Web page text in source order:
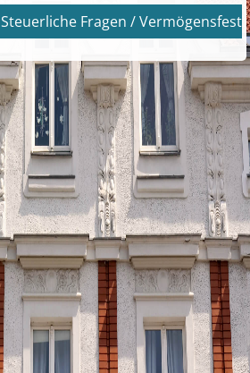
Steuerliche Fragen /